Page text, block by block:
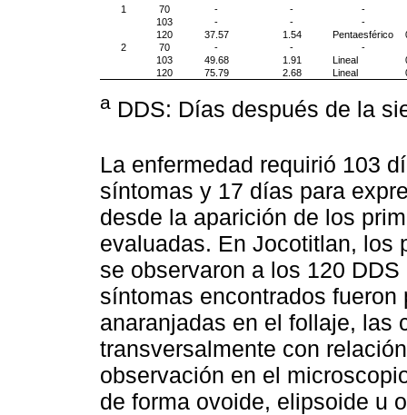
1 70 - -
-
103
- -
-
120
37.57 1.54 Pentaesférico
2
70 - -
-
103
49.68 1.91 Lineal
120
75.79 2.68 Lineal
a DDS: Días después de la
La enfermedad requirió 103
síntomas y 17 días para
desde la aparición de los
evaluadas. En Jocotitlan, los
se observaron a los 120
síntomas encontrados
anaranjadas en el follaje, las
transversalmente con
observación en el
de forma ovoide, elipsoide u